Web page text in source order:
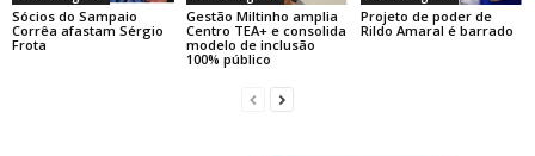
Sócios do Sampaio
Corrêa afastam Sérgio
Frota
Gestão Miltinho amplia
Centro TEA+ e consolida
modelo de inclusão
100% público
Projeto de poder de
Rildo Amaral é barrado